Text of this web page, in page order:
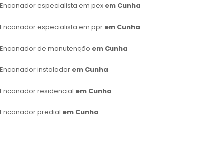
Encanador especialista em pex em Cunha
Encanador especialista em ppr em Cunha
Encanador de manutenção em Cunha
Encanador instalador em Cunha
Encanador residencial em Cunha
Encanador predial em Cunha